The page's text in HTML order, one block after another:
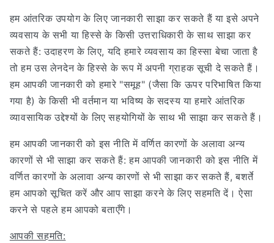
हम आंतरिक उपयोग के लिए जानकारी साझा कर सकते हैं या इसे अपने
व्यवसाय के सभी या हिस्से के किसी उत्तराधिकारी के साथ साझा कर
सकते हैं: उदाहरण के लिए, यदि हमारे व्यवसाय का हिस्सा बेचा जाता है
तो हम उस लेनदेन के हिस्से के रूप में अपनी ग्राहक सूची दे सकते हैं।
हम आपकी जानकारी को हमारे "समूह" (जैसा कि ऊपर परिभाषित किया
गया है) के किसी भी वर्तमान या भविष्य के सदस्य या हमारे आंतरिक
व्यावसायिक उद्देश्यों के लिए सहयोगियों के साथ भी साझा कर सकते हैं।
हम आपकी जानकारी को इस नीति में वर्णित कारणों के अलावा अन्य
कारणों से भी साझा कर सकते हैं: हम आपकी जानकारी को इस नीति में
वर्णित कारणों के अलावा अन्य कारणों से भी साझा कर सकते हैं, बशर्ते
हम आपको सूचित करें और आप साझा करने के लिए सहमति दें। ऐसा
करने से पहले हम आपको बताएँगे।
आपकी सहमति: